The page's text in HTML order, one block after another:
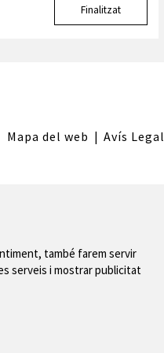
Finalitzat
Mapa del web | Avís Legal
també farem servir
serveis i mostrar publicitat